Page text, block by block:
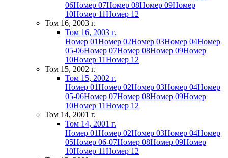
06Номер 07Номер 08Номер 09Номер
10Номер 11Номер 12
Том 16, 2003 г.
Том 16, 2003 г.
Номер 01Номер 02Номер 03Номер 04Номер
05-06Номер 07Номер 08Номер 09Номер
10Номер 11Номер 12
Том 15, 2002 г.
Том 15, 2002 г.
Номер 01Номер 02Номер 03Номер 04Номер
05-06Номер 07Номер 08Номер 09Номер
10Номер 11Номер 12
Том 14, 2001 г.
Том 14, 2001 г.
Номер 01Номер 02Номер 03Номер 04Номер
05Номер 06-07Номер 08Номер 09Номер
10Номер 11Номер 12